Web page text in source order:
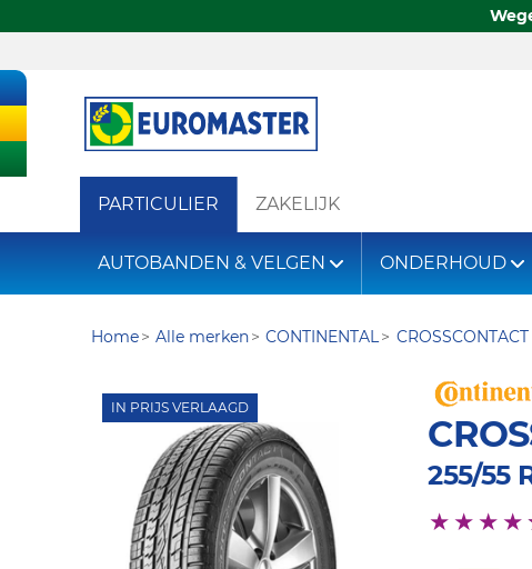
PARTICULIER ZAKELIJK
AUTOBANDEN & VELGEN ONDERHOUD
Home Alle merken CONTINENTAL
IN PRIJS VERLAAGD
255/55